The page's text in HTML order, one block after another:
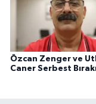
Özcan Zenger ve
Caner Serbest